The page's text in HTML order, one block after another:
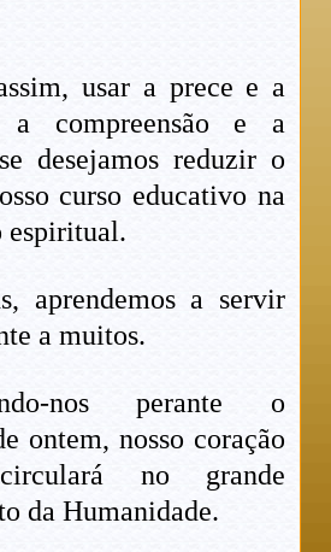
usar a prece e a
a compreensão e a
desejamos reduzir o
curso educativo na
espiritual.
aprendemos a servir
a muitos.
nos perante o
ontem, nosso coração
no grande
da Humanidade.